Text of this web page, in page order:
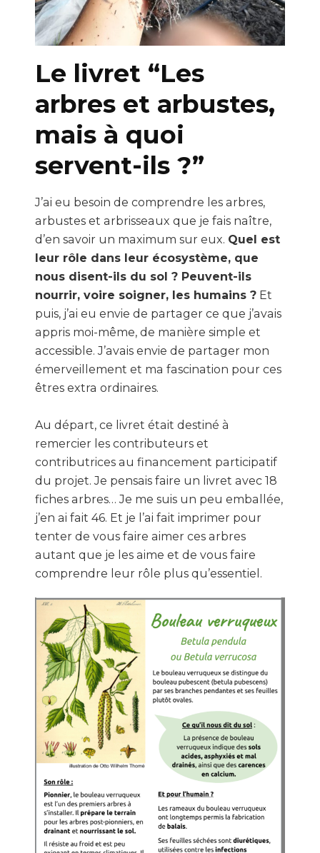
Le livret “Les
arbres et arbustes,
mais à quoi
servent-ils ?”
J’ai eu besoin de comprendre les arbres,
arbustes et arbrisseaux que je fais naître,
d’en savoir un maximum sur eux. Quel est
leur rôle dans leur écosystème, que
nous disent-ils du sol ? Peuvent-ils
nourrir, voire soigner, les humains ? Et
puis, j’ai eu envie de partager ce que j’avais
appris moi-même, de manière simple et
accessible. J’avais envie de partager mon
émerveillement et ma fascination pour ces
êtres extra ordinaires.
Au départ, ce livret était destiné à
remercier les contributeurs et
contributrices au financement participatif
du projet. Je pensais faire un livret avec 18
fiches arbres… Je me suis un peu emballée,
j’en ai fait 46. Et je l’ai fait imprimer pour
tenter de vous faire aimer ces arbres
autant que je les aime et de vous faire
comprendre leur rôle plus qu’essentiel.